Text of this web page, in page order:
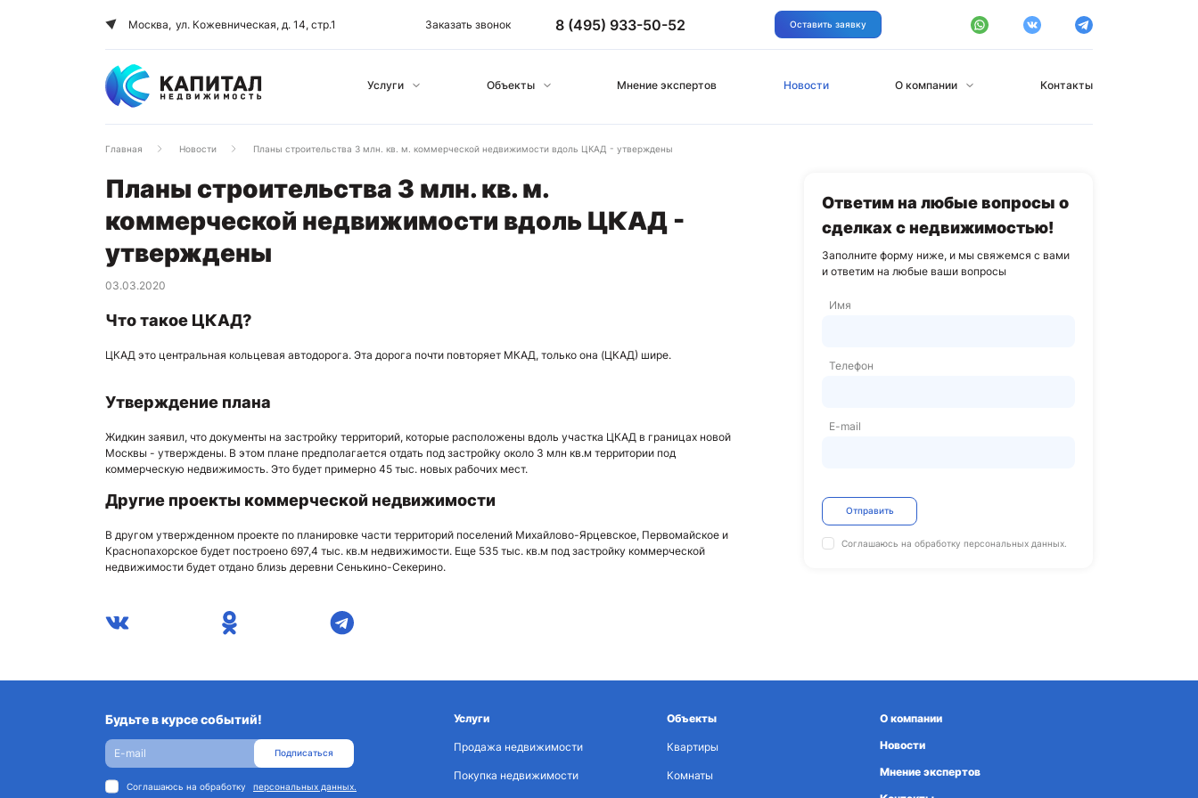
Москва, ул. Кожевническая, д. 14, стр.1 Заказать звонок 8 (495) 933-50-52 Оставить заявку
Услуги Объекты Мнение экспертов Новости О компании Контакты
Главная Новости Планы строительства 3 млн. кв. м. коммерческой недвижимости вдоль ЦКАД - утверждены
Планы строительства 3 млн. кв. м.
коммерческой недвижимости вдоль ЦКАД -
утверждены
03.03.2020
Что такое ЦКАД?
ЦКАД это центральная кольцевая автодорога. Эта дорога почти повторяет МКАД, только она (ЦКАД) шире.
Утверждение плана
Жидкин заявил, что документы на застройку территорий, которые расположены вдоль участка ЦКАД в границах новой
Москвы - утверждены. В этом плане предполагается отдать под застройку около 3 млн кв.м территории под
коммерческую недвижимость. Это будет примерно 45 тыс. новых рабочих мест.
Другие проекты коммерческой недвижимости
В другом утвержденном проекте по планировке части территорий поселений Михайлово-Ярцевское, Первомайское и
Краснопахорское будет построено 697,4 тыс. кв.м недвижимости. Еще 535 тыс. кв.м под застройку коммерческой
недвижимости будет отдано близь деревни Сенькино-Секерино.
Ответим на любые вопросы о
сделках с недвижимостью!
Заполните форму ниже, и мы свяжемся с вами
и ответим на любые ваши вопросы
Имя
Телефон
E-mail
Отправить
Соглашаюсь на обработкуперсональных данных.
Будьте в курсе событий!
Подписаться
Соглашаюсь на обработку персональных данных.
Услуги
Продажа недвижимости
Покупка недвижимости
Объекты
Квартиры
Комнаты
О компании
Новости
Мнение экспертов